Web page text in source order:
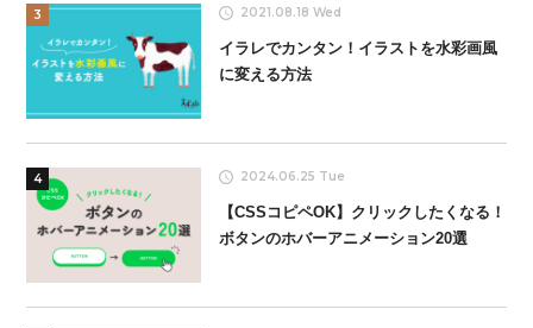
3 2021.08.18 Wed
イラレでカンタン！イラストを水彩画風
に変える方法
4 2024.06.25 Tue
【CSSコピペOK】クリックしたくなる！
ボタンのホバーアニメーション20選